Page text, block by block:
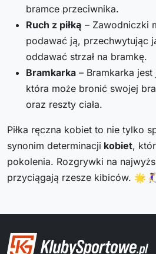
bramce przeciwnika.
Ruch z piłką – Zawodniczki
podawać ją, przechwytując
oddawać strzał na bramkę.
Bramkarka – Bramkarka
która może bronić swojej
oraz reszty ciała.
Piłka ręczna kobiet to nie tylko
synonim determinacji kobiet,
pokolenia. Rozgrywki na
przyciągają rzesze kibiców.